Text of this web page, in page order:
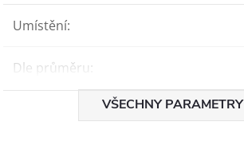
Umístění:
Dle průměru:
VŠECHNY PARAMETRY